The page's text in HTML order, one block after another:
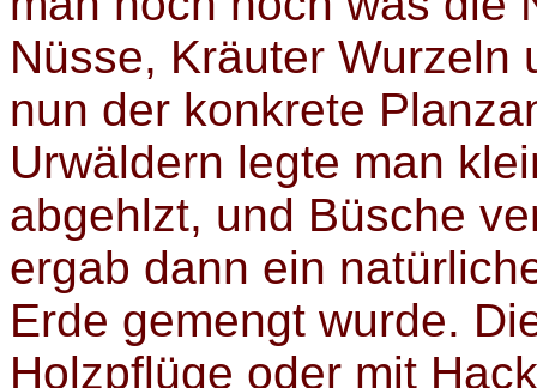
Nüsse, Kräuter Wurzeln
nun der konkrete
Urwäldern legte man
abgehlzt, und Büsche
ergab dann ein
Erde gemengt wurde.
Holzpflüge oder mit